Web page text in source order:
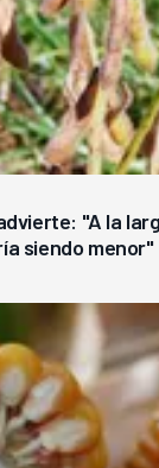
"A la
siendo menor"